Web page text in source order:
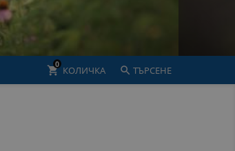
 ТЪРСЕНЕ
shopping_cart КОЛИЧКА
0